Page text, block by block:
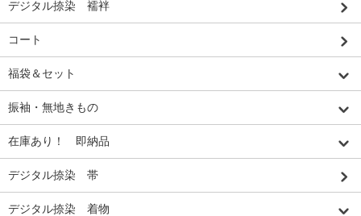
デジタル捺染 襦袢
コート
福袋＆セット
振袖・無地きもの
在庫あり！ 即納品
デジタル捺染 帯
デジタル捺染 着物